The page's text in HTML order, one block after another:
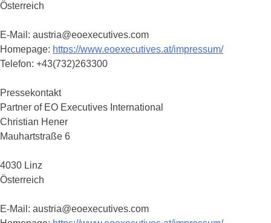
Österreich
E-Mail: austria@eoexecutives.com
Homepage: https://www.eoexecutives.at/impressum/
Telefon: +43(732)263300
Pressekontakt
Partner of EO Executives International
Christian Hener
Mauhartstraße 6
4030 Linz
Österreich
E-Mail: austria@eoexecutives.com